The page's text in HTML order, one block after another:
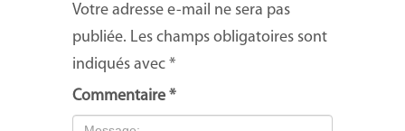
Votre adresse e-mail ne sera pas
publiée. Les champs obligatoires sont
indiqués avec *
Commentaire *